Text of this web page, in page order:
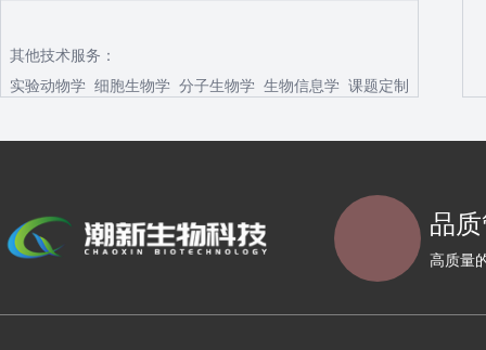
其他技术服务：
实验动物学 细胞生物学 分子生物学 生物信息学 课题定制
品
高质量